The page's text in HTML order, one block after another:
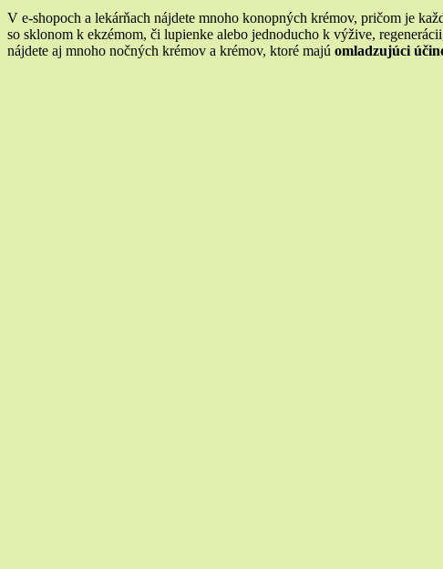
V e-shopoch a lekárňach nájdete mnoho konopných krémov, pričom je
so sklonom k ekzémom, či lupienke alebo jednoducho k výžive,
nájdete aj mnoho nočných krémov a krémov, ktoré majú omladzujúci